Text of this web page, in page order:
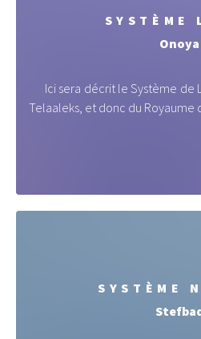
SYSTÈME
Onoya
Ici sera décrit le Système de
Telaaleks, et donc du Royaume
SYSTÈME